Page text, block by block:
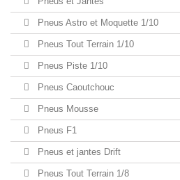
Pneus Astro et Moquette 1/10
Pneus Tout Terrain 1/10
Pneus Piste 1/10
Pneus Caoutchouc
Pneus Mousse
Pneus F1
Pneus et jantes Drift
Pneus Tout Terrain 1/8